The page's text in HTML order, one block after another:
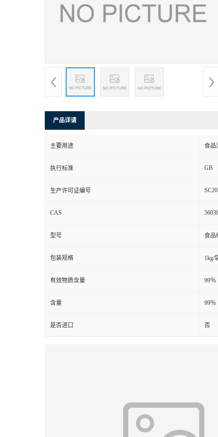
产品详请
主要用途 食品
执行标准 GB
生产许可证编号
CAS
型号 食品
包装规格 1kg/
有效物质含量 99％
含量 99％
是否进口 否